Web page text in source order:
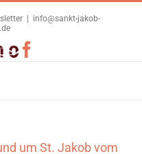
info@sankt-jakob-
um St. Jakob vom